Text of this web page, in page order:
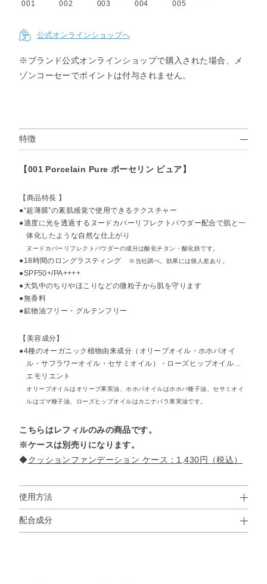
001 002 003 004 005
公式オンラインショップへ
※ブランド公式オンラインショップで購入された場合、メ
ゾンコーセーでポイントは付与されません。
特徴
【001 Porcelain Pure ポーセリン ピュア】
【商品特長 】
●“超薄膜”の素肌感覚で使用できるテクスチャー
●適度に光を透過するヌードカバーリフレクトパウダー配合で肌と一
体化したような自然な仕上がり
ヌードカバーリフレクトパウダーの成分は酸化チタン・酸化鉄です。
●18時間のロングラスティング ※当社調べ。効果には個人差あり。
●SPF50+/PA++++
●大気中のちりやほこりなどの微粒子から肌を守ります
●無香料
●鉱物油フリー・グルテンフリー
【美容成分】
●4種のオーガニック植物由来成分（オリーブオイル・ホホバオイ
ル・サフラワーオイル・セサミオイル）・ローズヒップオイル…
エモリエント
オリーブオイルはオリーブ果実油、ホホバオイルはホホバ種子油、セサミオイ
ルはゴマ種子油、ローズヒップオイルはカニナバラ果実油です。
こちらはレフィルのみの商品です。
※ケースは別売りになります。
◆クッションファンデーション ケース：1,430円（税込）
使用方法
使用方法
配合成分